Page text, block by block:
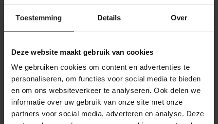
Toestemming Details Over
Deze website maakt gebruik van cookies
We gebruiken cookies om content en advertenties te
personaliseren, om functies voor social media te bieden
en om ons websiteverkeer te analyseren. Ook delen we
informatie over uw gebruik van onze site met onze
partners voor social media, adverteren en analyse. Deze
DPD, UPS of DHL Express)
Retourbeleid: Binnen Nederland kosteloos
staat en verpakking.
Ik heb besteld. En nu?
Na je online bestelling bij BikeSuperior gaan we